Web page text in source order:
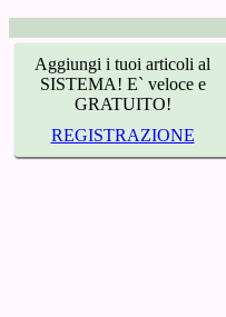
Aggiungi i tuoi articoli al
SISTEMA! E` veloce e
GRATUITO!
REGISTRAZIONE